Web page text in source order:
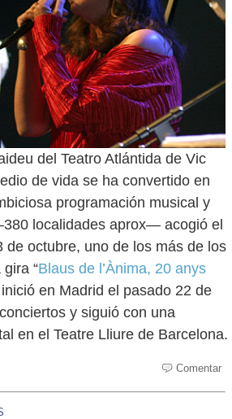
del Teatro Atlántida de Vic
de vida se ha convertido en
programación musical y
localidades aprox— acogió el
de octubre, uno de los más de los
“Blaus de l’Ànima, 20 anys
inició en Madrid el pasado 22 de
y siguió con una
en el Teatre Lliure de Barcelona.
Comentar